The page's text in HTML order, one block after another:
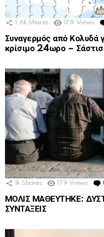
1.6k Shares 179 Views
Συναγερμός από Κολυδά
κρίσιμο 24ωρο –
1k Shares 179 Views
ΜΟΛΙΣ ΜΑΘΕΥΤΗΚΕ:
ΣΥΝΤΑΞΕΙΣ